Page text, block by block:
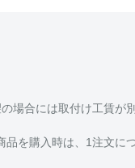
場合には取付け工賃が
品を購入時は、1注文に